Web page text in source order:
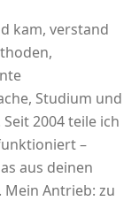
kam, verstand
Studium und
2004 teile ich
–
aus deinen
Antrieb: zu